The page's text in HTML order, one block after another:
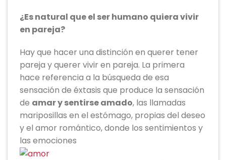
¿Es natural que el ser humano quiera vivir
en pareja?
Hay que hacer una distinción en querer tener
pareja y querer vivir en pareja. La primera
hace referencia a la búsqueda de esa
sensación de éxtasis que produce la sensación
de amar y sentirse amado, las llamadas
mariposillas en el estómago, propias del deseo
y el amor romántico, donde los sentimientos y
las emociones